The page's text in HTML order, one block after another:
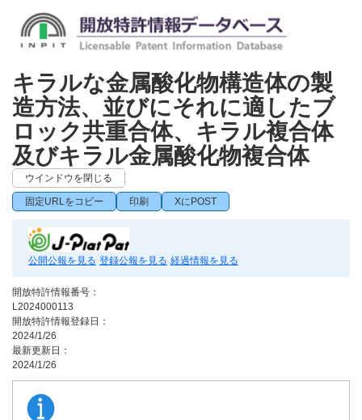
キラルな金属酸化物構造体の製
造方法、並びにそれに適したブ
ロック共重合体、キラル複合体
及びキラル金属酸化物複合体
ウインドウを閉じる
固定URLをコピー 印刷 XにPOST
公開公報を見る 登録公報を見る 経過情報を見る
開放特許情報番号：
L2024000113
開放特許情報登録日：
2024/1/26
最新更新日：
2024/1/26